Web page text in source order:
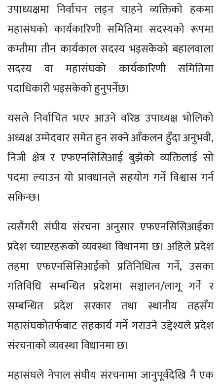
उपाध्यक्षमा निर्वाचन लड्न चाहने व्यक्तिको हकमा
महासंघको कार्यकारिणी समितिमा सदस्यको रूपमा
कम्तीमा तीन कार्यकाल सदस्य भइसकेको बहालवाला
सदस्य वा महासंघको कार्यकारिणी समितिमा
पदाधिकारी भइसकेको हुनुपर्नेछ।
यसले निर्वाचित भएर आउने वरिष्ठ उपाध्यक्ष भोलिको
अध्यक्ष उम्मेदवार समेत हुन सक्ने आँकलन हुँदा अनुभवी,
निजी क्षेत्र र एफएनसिसिआई बुझेको व्यक्तिलाई सो
पदमा ल्याउन यो प्रावधानले सहयोग गर्ने विश्वास गर्न
सकिन्छ।
त्यसैगरी संघीय संरचना अनुसार एफएनसिसिआईका
प्रदेश च्याप्टरहरूको व्यवस्था विधानमा छ। अहिले प्रदेश
तहमा एफएनसिसिआईको प्रतिनिधित्व गर्ने, उसका
गतिविधि सम्बन्धित प्रदेशमा सञ्चालन/लागू गर्ने र
सम्बन्धित प्रदेश सरकार तथा स्थानीय तहसँग
महासंघकोतर्फबाट सहकार्य गर्ने गराउने उद्देश्यले प्रदेश
संरचनाको व्यवस्था विधानमा छ।
महासंघले नेपाल संघीय संरचनामा जानुपूर्वदेखि नै एक